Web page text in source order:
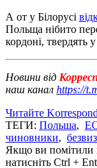
А от у Білорусі
Польща нібито
кордоні, твердять
Новини від
наш канал https://
Читайте
ТЕГИ: Польша,
чиновники,
Якщо ви помітили
натисніть Ctrl +